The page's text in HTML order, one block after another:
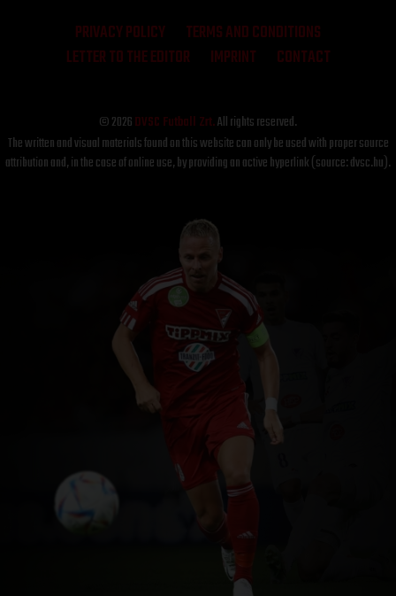
PRIVACY POLICY
TERMS AND CONDITIONS
LETTER TO THE EDITOR
IMPRINT CONTACT
© 2026DVSC Futball Zrt.All rights reserved.
The written and visual materials found on this website can only be used with proper source
attribution and, in the case of online use, by providing an active hyperlink (source: dvsc.hu).